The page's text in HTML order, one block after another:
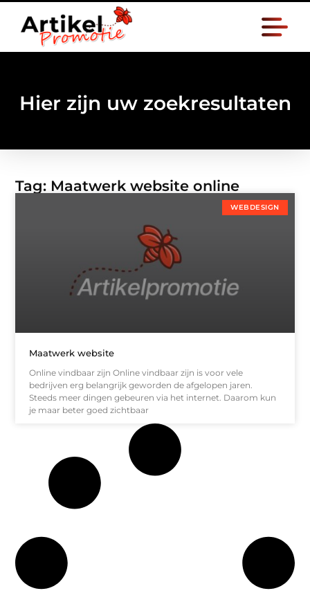
Hier zijn uw zoekresultaten
Tag: Maatwerk website online
WEBDESIGN
Maatwerk website
Online vindbaar zijn Online vindbaar zijn is voor vele
bedrijven erg belangrijk geworden de afgelopen jaren.
Steeds meer dingen gebeuren via het internet. Daarom kun
je maar beter goed zichtbaar